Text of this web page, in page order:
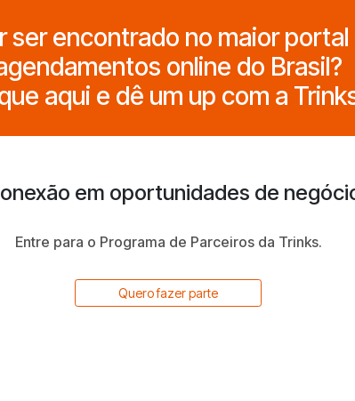
ser encontrado no maior portal
online do Brasil?
aqui e dê um up com a
em oportunidades de
Entre para o Programa de Parceiros da Trinks.
Quero fazer parte